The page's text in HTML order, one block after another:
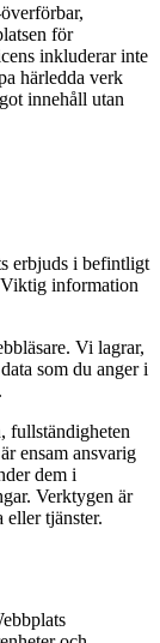
för
inkluderar inte
härledda verk
innehåll utan
erbjuds i befintligt
information
Vi lagrar,
som du anger i
fullständigheten
ensam ansvarig
dem i
Verktygen är
eller tjänster.